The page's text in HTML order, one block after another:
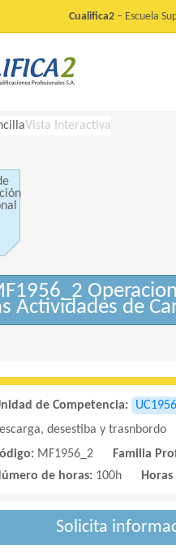
Cualifica2 – Escuela
Vista Interactiva
Actividades de
de Competencia:
desestiba y trasnbordo
MF1956_2 Familia
de horas: 100h
Solicita